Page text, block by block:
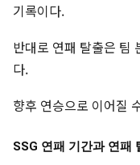
기록이다.
반대로 연패 탈출은 팀
다.
향후 연승으로 이어질
SSG 연패 기간과 연패